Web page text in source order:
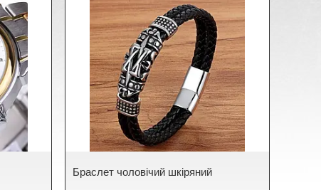
Браслет чоловічий шкіряний